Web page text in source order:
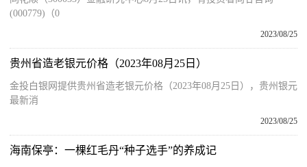
(000779)（0
2023/08/25
贵州省造老银元价格（2023年08月25日）
金投白银网提供贵州省造老银元价格（2023年08月25日），贵州银元
最新消
2023/08/25
海南保亭：一棵红毛丹“种子选手”的养成记